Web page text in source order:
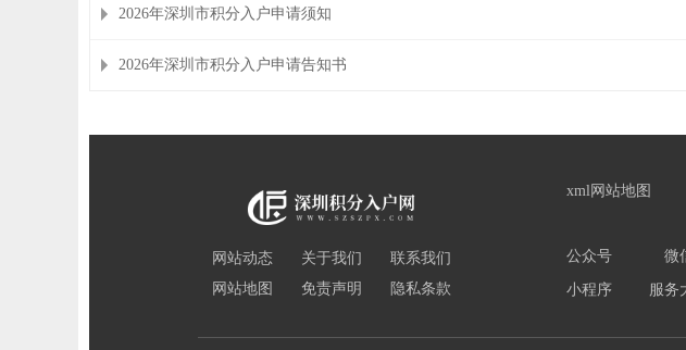
2026年深圳市积分入户申请须知
2026年深圳市积分入户申请告知书
网站动态 关于我们
联系我们
网站地图
免责声明 隐私条款
xml网站地图
公众号 微
小程序 服务